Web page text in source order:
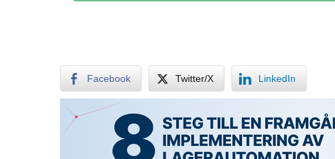
Facebook Twitter/X LinkedIn